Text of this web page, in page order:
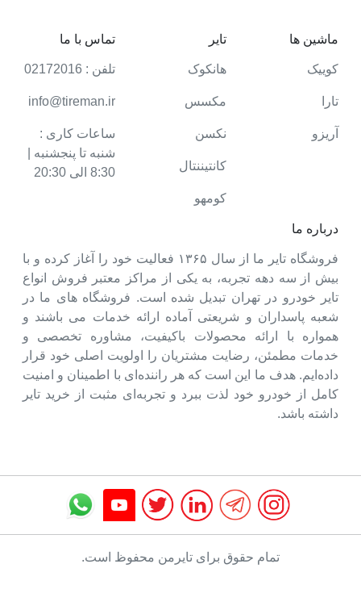
درباره ما
فروشگاه تایر ما از سال ۱۳۶۵ فعالیت خود را آغاز کرده و با
بیش از سه دهه تجربه، به یکی از مراکز معتبر فروش انواع
تایر خودرو در تهران تبدیل شده است. فروشگاه های ما در
شعبه پاسداران و شریعتی آماده ارائه خدمات می باشند و
همواره با ارائه محصولات باکیفیت، مشاوره تخصصی و
خدمات مطمئن، رضایت مشتریان را اولویت اصلی خود قرار
داده‌ایم. هدف ما این است که هر راننده‌ای با اطمینان و امنیت
کامل از خودرو خود لذت ببرد و تجربه‌ای مثبت از خرید تایر
داشته باشد.
ماشین ها
کوییک
تارا
آریزو
تایر
هانکوک
مکسس
نکسن
کانتیننتال
کومهو
تماس با ما
تلفن : 02172016
info@tireman.ir
ساعات کاری :
شنبه تا پنجشنبه |
8:30 الی 20:30
تمام حقوق برای تایرمن محفوظ است.